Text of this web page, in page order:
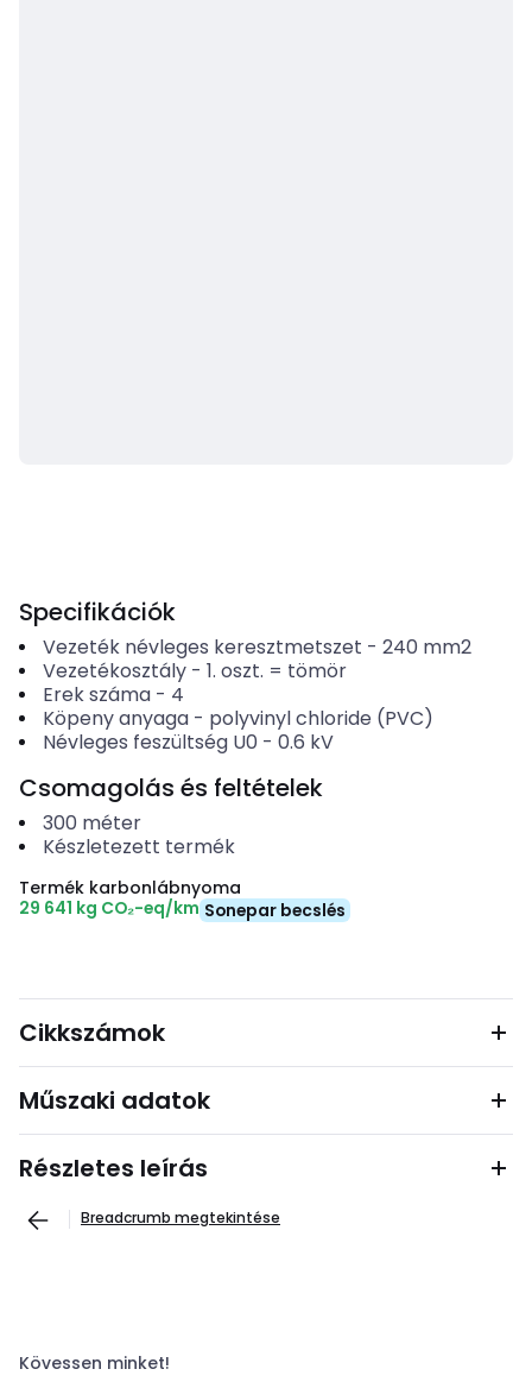
Specifikációk
Vezeték névleges keresztmetszet - 240 mm2
Vezetékosztály- 1. oszt. = tömör
Erek száma- 4
Köpeny anyaga- polyvinyl chloride (PVC)
Névleges feszültség U0 - 0.6 kV
Csomagolás és feltételek
300 méter
Készletezett termék
Termék karbonlábnyoma
29 641 kg CO₂-eq/km Sonepar becslés
Cikkszámok
Műszaki adatok
Részletes leírás
Breadcrumb megtekintése
Kövessen minket!